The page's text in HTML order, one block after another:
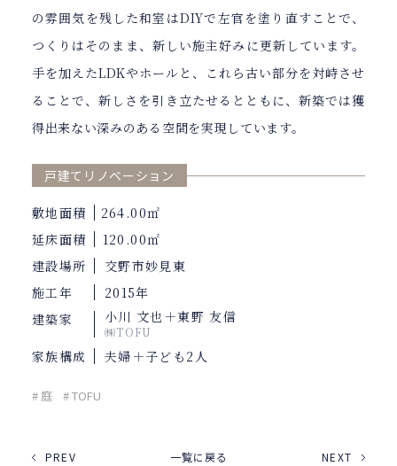
の雰囲気を残した和室はDIYで左官を塗り直すことで、
つくりはそのまま、新しい施主好みに更新しています。
手を加えたLDKやホールと、これら古い部分を対峙させ
ることで、新しさを引き立たせるとともに、新築では獲
得出来ない深みのある空間を実現しています。
戸建てリノベーション
敷地面積
264.00㎡
延床面積
120.00㎡
建設場所
交野市妙見東
施工年
2015年
建築家
小川 文也＋東野 友信
㈱TOFU
家族構成 夫婦＋子ども2人
# 庭 # TOFU
PREV 一覧に戻る NEXT